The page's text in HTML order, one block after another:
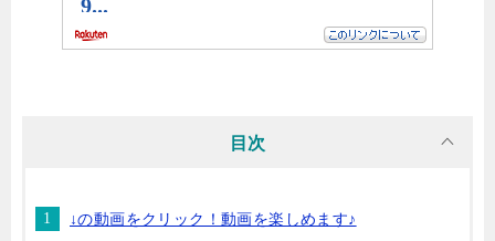
目次
↓の動画をクリック！動画を楽しめます♪